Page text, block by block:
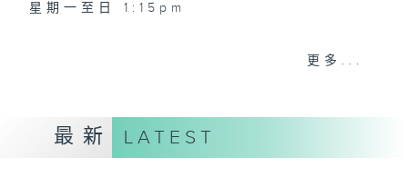
星期一至日 1:15pm
完成上午的工作，正是舒一口氣的時候，有什
歌曲、和李斯特的旅遊歲月等，都精緻又獨
特。串連起來，怎會不動聽呢？
更多...
最新 LATEST